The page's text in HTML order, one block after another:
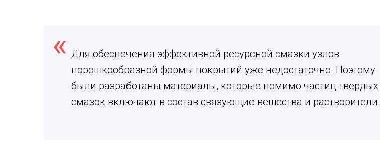
Для обеспечения эффективной ресурсной смазки узлов
порошкообразной формы покрытий уже недостаточно. Поэтому
были разработаны материалы, которые помимо частиц твердых
смазок включают в состав связующие вещества и растворители.